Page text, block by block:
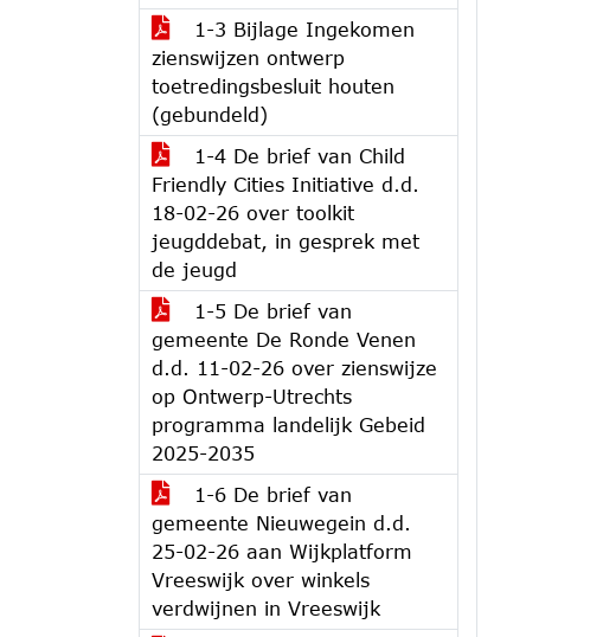
1-3 Bijlage Ingekomen
zienswijzen ontwerp
toetredingsbesluit houten
(gebundeld)
1-4 De brief van Child
Friendly Cities Initiative d.d.
18-02-26 over toolkit
jeugddebat, in gesprek met
de jeugd
1-5 De brief van
gemeente De Ronde Venen
d.d. 11-02-26 over zienswijze
op Ontwerp-Utrechts
programma landelijk Gebeid
2025-2035
1-6 De brief van
gemeente Nieuwegein d.d.
25-02-26 aan Wijkplatform
Vreeswijk over winkels
verdwijnen in Vreeswijk